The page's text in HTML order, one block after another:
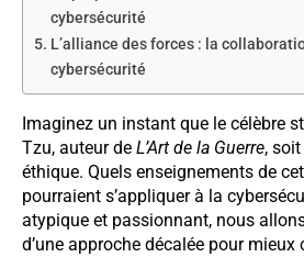
cybersécurité
L’alliance des forces : la
cybersécurité
Imaginez un instant que le célèbre
Tzu, auteur de L’Art de la Guerre,
éthique. Quels enseignements de
pourraient s’appliquer à la
atypique et passionnant, nous
d’une approche décalée pour mieux